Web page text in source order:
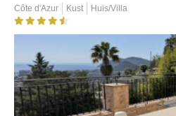
Côte d'Azur Kust Huis/Villa